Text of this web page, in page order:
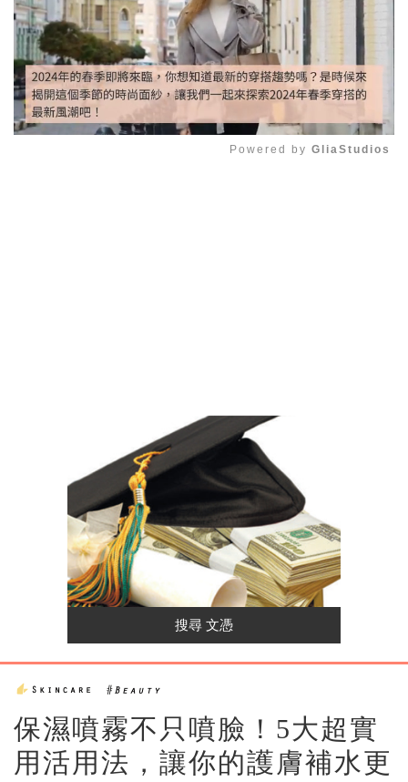
Powered by GliaStudios
保濕噴霧不只噴臉！5大超實
用活用法，讓你的護膚補水更